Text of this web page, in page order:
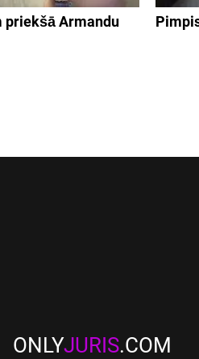
priekšā Armandu
ONLYJURIS.COM